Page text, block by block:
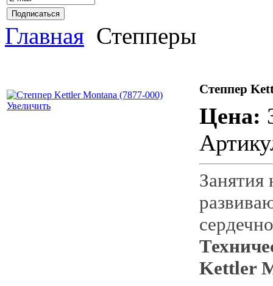
Главная Степперы
Увеличить
Степпер
Цена:
Занятия
Kettler